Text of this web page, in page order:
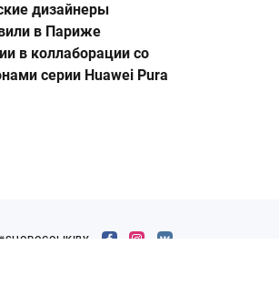
дизайнеры
в Париже
в коллаборации со
серии Huawei Pura